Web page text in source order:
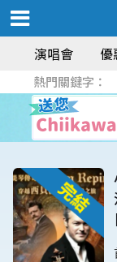
演唱會 優
熱門關鍵字：